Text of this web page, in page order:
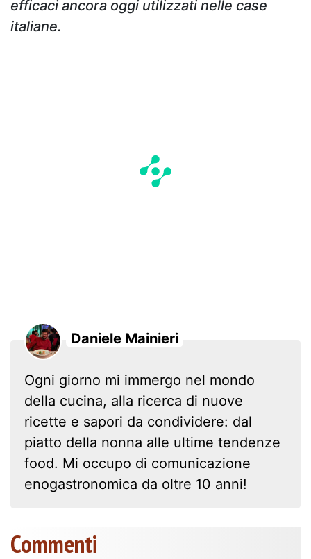
efficaci ancora oggi utilizzati nelle case
italiane.
Daniele Mainieri
Ogni giorno mi immergo nel mondo
della cucina, alla ricerca di nuove
ricette e sapori da condividere: dal
piatto della nonna alle ultime tendenze
food. Mi occupo di comunicazione
enogastronomica da oltre 10 anni!
Commenti